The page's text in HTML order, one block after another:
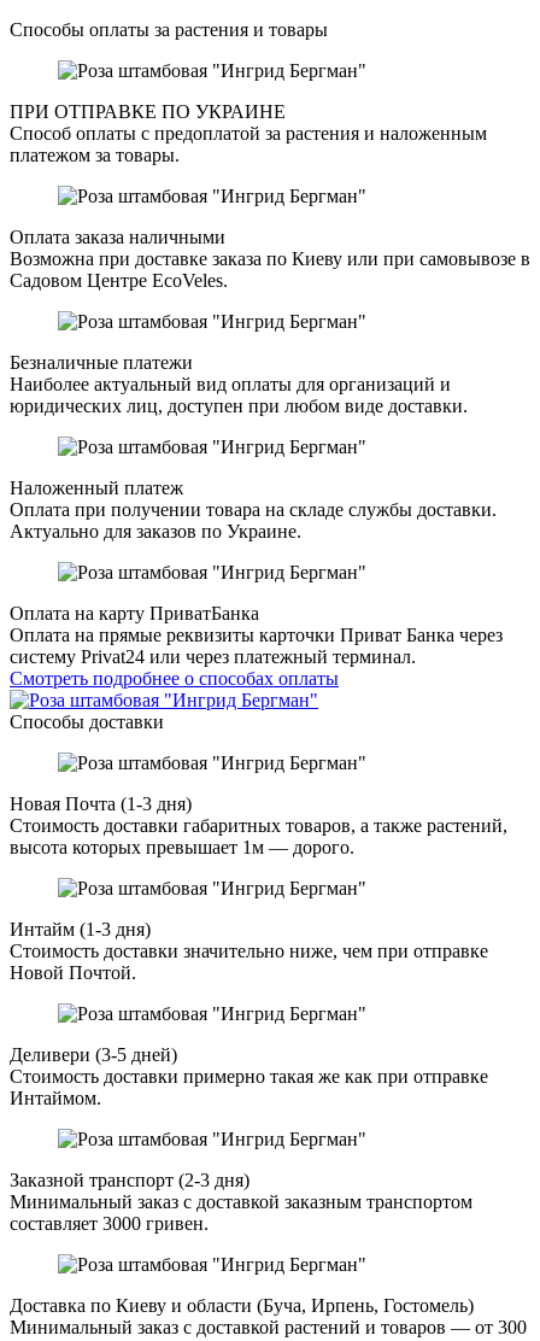
Способы оплаты за растения и товары
ПРИ ОТПРАВКЕ ПО УКРАИНЕ
Способ оплаты с предоплатой за растения и наложенным
платежом за товары.
Оплата заказа наличными
Возможна при доставке заказа по Киеву или при самовывозе в
Садовом Центре EcoVeles.
Безналичные платежи
Наиболее актуальный вид оплаты для организаций и
юридических лиц, доступен при любом виде доставки.
Наложенный платеж
Оплата при получении товара на складе службы доставки.
Актуально для заказов по Украине.
Оплата на карту ПриватБанка
Оплата на прямые реквизиты карточки Приват Банка через
систему Privat24 или через платежный терминал.
Смотреть подробнее о способах оплаты
Способы доставки
Новая Почта (1-3 дня)
Стоимость доставки габаритных товаров, а также растений,
высота которых превышает 1м — дорого.
Интайм (1-3 дня)
Стоимость доставки значительно ниже, чем при отправке
Новой Почтой.
Деливери (3-5 дней)
Стоимость доставки примерно такая же как при отправке
Интаймом.
Заказной транспорт (2-3 дня)
Минимальный заказ с доставкой заказным транспортом
составляет 3000 гривен.
Доставка по Киеву и области (Буча, Ирпень, Гостомель)
Минимальный заказ с доставкой растений и товаров — от 300